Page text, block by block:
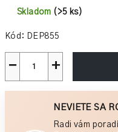
cena:Skladom (>5 ks)
Kód: DEP855
+
−
NEVIETE SA
Radi vám